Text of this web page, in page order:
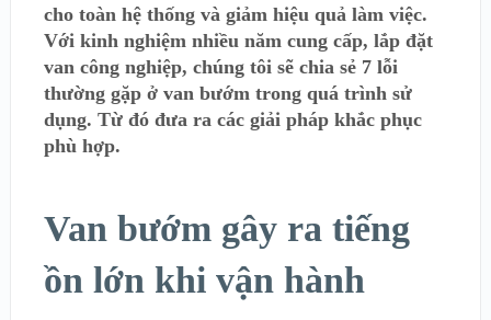
cho toàn hệ thống và giảm hiệu quả làm việc.
Với kinh nghiệm nhiều năm cung cấp, lắp đặt
van công nghiệp, chúng tôi sẽ chia sẻ 7 lỗi
thường gặp ở van bướm trong quá trình sử
dụng. Từ đó đưa ra các giải pháp khắc phục
phù hợp.
Van bướm gây ra tiếng
ồn lớn khi vận hành